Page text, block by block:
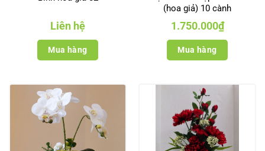
Liên hệ
Mua hàng
(hoa giả) 10 cành
1.750.000₫
Mua hàng